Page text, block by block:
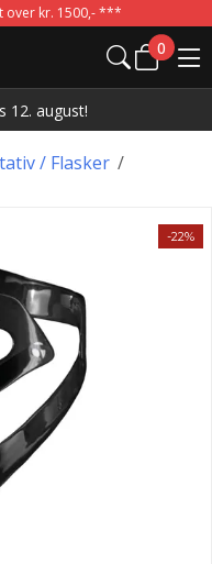
over kr. 1500,- ***
0
12. august!
/
/ Flasker
-22%